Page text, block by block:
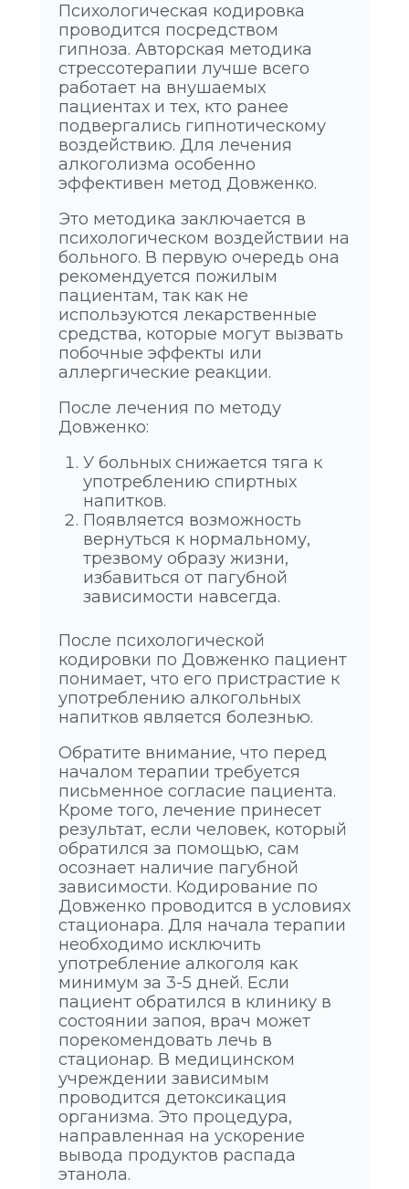
Психологическая кодировка
проводится посредством
гипноза. Авторская методика
стрессотерапии лучше всего
работает на внушаемых
пациентах и тех, кто ранее
подвергались гипнотическому
воздействию. Для лечения
алкоголизма особенно
эффективен метод Довженко.
Это методика заключается в
психологическом воздействии на
больного. В первую очередь она
рекомендуется пожилым
пациентам, так как не
используются лекарственные
средства, которые могут вызвать
побочные эффекты или
аллергические реакции.
После лечения по методу
Довженко:
У больных снижается тяга к
употреблению спиртных
напитков.
Появляется возможность
вернуться к нормальному,
трезвому образу жизни,
избавиться от пагубной
зависимости навсегда.
После психологической
кодировки по Довженко пациент
понимает, что его пристрастие к
употреблению алкогольных
напитков является болезнью.
Обратите внимание, что перед
началом терапии требуется
письменное согласие пациента.
Кроме того, лечение принесет
результат, если человек, который
обратился за помощью, сам
осознает наличие пагубной
зависимости. Кодирование по
Довженко проводится в условиях
стационара. Для начала терапии
необходимо исключить
употребление алкоголя как
минимум за 3-5 дней. Если
пациент обратился в клинику в
состоянии запоя, врач может
порекомендовать лечь в
стационар. В медицинском
учреждении зависимым
проводится детоксикация
организма. Это процедура,
направленная на ускорение
вывода продуктов распада
этанола.